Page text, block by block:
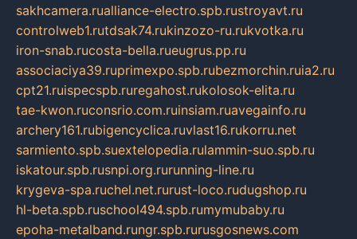
sakhcamera.rualliance-electro.spb.rustroyavt.ru
controlweb1.rutdsak74.rukinzozo-ru.rukvotka.ru
iron-snab.rucosta-bella.rueugrus.pp.ru
associaciya39.ruprimexpo.spb.rubezmorchin.ruia2.ru
cpt21.ruispecspb.ruregahost.rukolosok-elita.ru
tae-kwon.ruconsrio.com.ruinsiam.ruavegainfo.ru
archery161.rubigencyclica.ruvlast16.rukorru.net
sarmiento.spb.suextelopedia.rulammin-suo.spb.ru
iskatour.spb.rusnpi.org.rurunning-line.ru
krygeva-spa.ruchel.net.rurust-loco.rudugshop.ru
hl-beta.spb.ruschool494.spb.rumymubaby.ru
epoha-metalband.rungr.spb.rurusgosnews.com